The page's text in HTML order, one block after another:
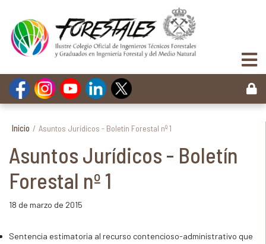
Inicio / Asuntos Jurídicos - Boletín Forestal nº 1
Asuntos Jurídicos - Boletín
Forestal nº 1
18 de marzo de 2015
Sentencia estimatoria al recurso contencioso-administrativo que